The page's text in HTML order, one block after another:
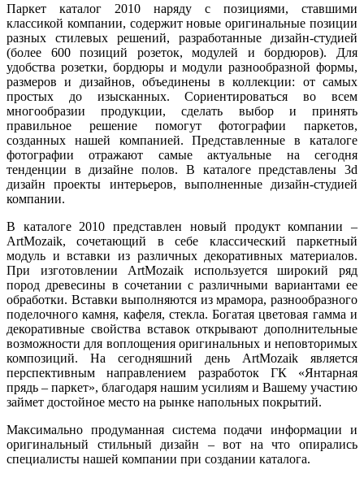
Паркет каталог 2010 наряду с позициями, ставшими
классикой компании, содержит новые оригинальные позиции
разных стилевых решений, разработанные дизайн-студией
(более 600 позиций розеток, модулей и бордюров). Для
удобства розетки, бордюры и модули разнообразной формы,
размеров и дизайнов, объединены в коллекции: от самых
простых до изысканных. Сориентироваться во всем
многообразии продукции, сделать выбор и принять
правильное решение помогут фотографии паркетов,
созданных нашей компанией. Представленные в каталоге
фотографии отражают самые актуальные на сегодня
тенденции в дизайне полов. В каталоге представлены 3d
дизайн проекты интерьеров, выполненные дизайн-студией
компании.
В каталоге 2010 представлен новый продукт компании –
ArtMozaik, сочетающий в себе классический паркетный
модуль и вставки из различных декоративных материалов.
При изготовлении ArtMozaik используется широкий ряд
пород древесины в сочетании с различными вариантами ее
обработки. Вставки выполняются из мрамора, разнообразного
поделочного камня, кафеля, стекла. Богатая цветовая гамма и
декоративные свойства вставок открывают дополнительные
возможности для воплощения оригинальных и неповторимых
композиций. На сегодняшний день ArtMozaik является
перспективным направлением разработок ГК «Янтарная
прядь – паркет», благодаря нашим усилиям и Вашему участию
займет достойное место на рынке напольных покрытий.
Максимально продуманная система подачи информации и
оригинальный стильный дизайн – вот на что опирались
специалисты нашей компании при создании каталога.